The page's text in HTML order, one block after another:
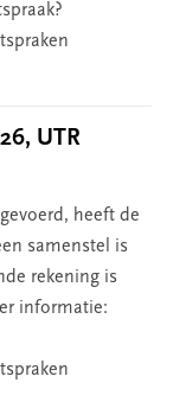
UTR
heeft de
samenstel is
rekening is
informatie: